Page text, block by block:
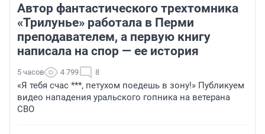
Автор фантастического трехтомника
«Трилунье» работала в Перми
преподавателем, а первую книгу
написала на спор — ее история
5 часов 4 799 8
«Я тебя счас ***, петухом поедешь в зону!» Публикуем
видео нападения уральского гопника на ветерана
СВО